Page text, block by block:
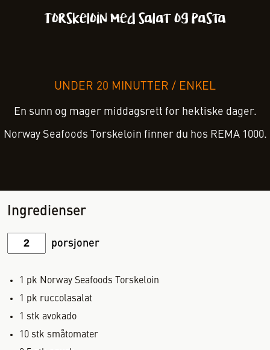
Torskeloin med salat og pasta
UNDER 20 MINUTTER / ENKEL
En sunn og mager middagsrett for hektiske dager.
Norway Seafoods Torskeloin finner du hos REMA 1000.
Ingredienser
porsjoner
1 pk Norway Seafoods Torskeloin
1
pk ruccolasalat
1
stk avokado
10 stk småtomater